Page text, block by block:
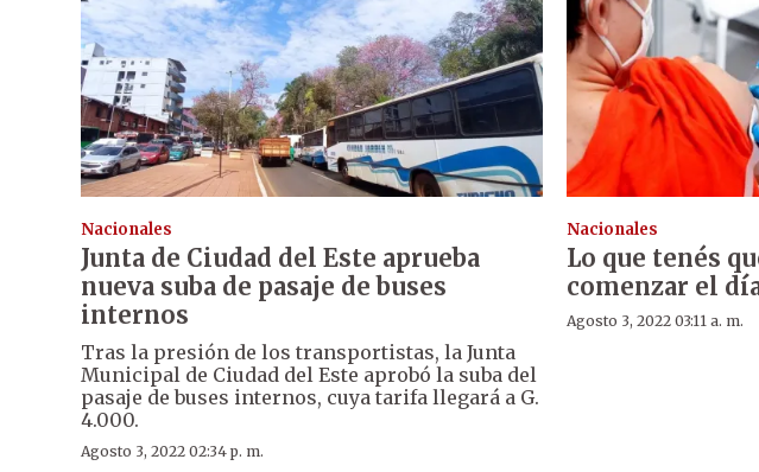
Nacionales
Junta de Ciudad del Este aprueba
nueva suba de pasaje de buses
internos
Tras la presión de los transportistas, la Junta
Municipal de Ciudad del Este aprobó la suba del
pasaje de buses internos, cuya tarifa llegará a G.
4.000.
Agosto 3, 2022 02:34 p. m.
Nacionales
Lo que tenés
comenzar el
Agosto 3, 2022 03:11 a. m.